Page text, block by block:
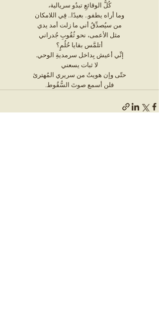
كُلُّ الوقائعِ تبدُو سريالية،
وما أراه يطفو.. بعيدًا.. فِي اللامكان
من سيُصدِّقُ أني ما زلت أمد يدي
مثل الأعمى، نحو ثُقُوبِ جُدراني
أتلمَّس بقايا حُلُمٍ؟
إنِّي أعيش بِداخل سرمديةِ الوحي.
لا ثبات يسعني
حتّى وإن هويتُ من سريري المُهترئ
فلن أسمع صوتَ السُّقُوط.